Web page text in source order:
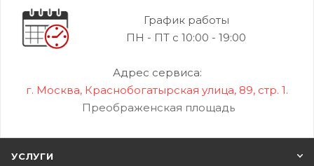
График работы
ПН - ПТ с 10:00 - 19:00
Адрес сервиса:
г. Москва, Краснобогатырская улица, 89, стр. 1.
Преображенская площадь
УСЛУГИ